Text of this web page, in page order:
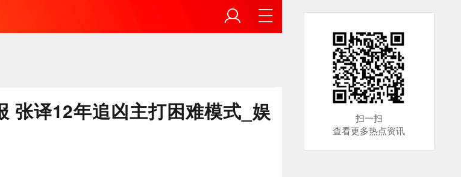
张译12年追凶主打困难模式_娱
扫一扫
查看更多热点资讯